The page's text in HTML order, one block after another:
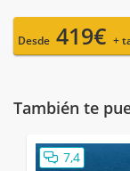
Desde 419€ +
También te
7,4